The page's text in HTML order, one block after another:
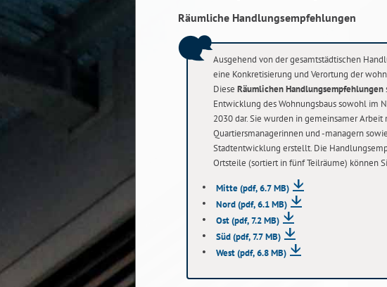
Räumliche Handlungsempfehlungen
Ausgehend von der gesamtstädtischen
eine Konkretisierung und Verortung der
Diese Räumlichen Handlungsempfehlungen
Entwicklung des Wohnungsbaus sowohl im
2030 dar. Sie wurden in gemeinsamer
Quartiersmanagerinnen und -managern
Stadtentwicklung erstellt. Die
Ortsteile (sortiert in fünf Teilräume) können
Mitte(pdf, 6.7 MB)
Nord(pdf, 6.1 MB)
Ost(pdf, 7.2 MB)
Süd(pdf, 7.7 MB)
West(pdf, 6.8 MB)